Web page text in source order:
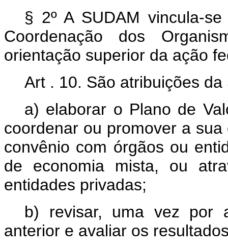
§ 2º A SUDAM vincula-
Coordenação dos
orientação superior da ação
Art . 10. São atribuições da
a) elaborar o Plano de
coordenar ou promover a
convênio com órgãos ou
de economia mista, ou
entidades privadas;
b) revisar, uma vez por
anterior e avaliar os